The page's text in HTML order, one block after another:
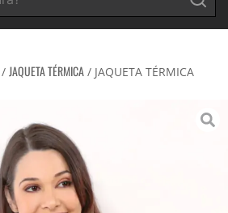
/ JAQUETA TÉRMICA / JAQUETA TÉRMICA